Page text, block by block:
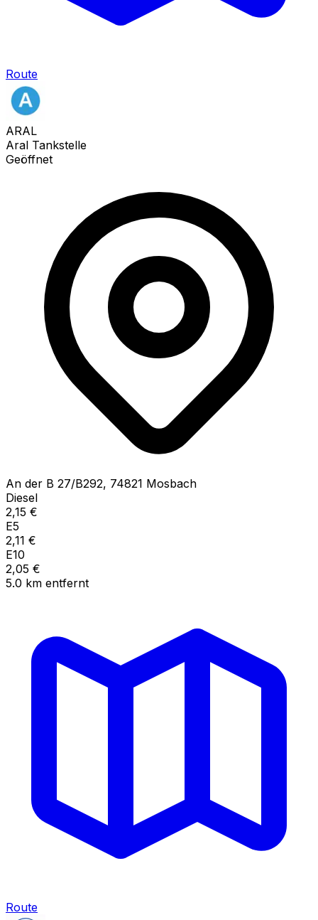
Route
ARAL
Aral Tankstelle
Geöffnet
An der B 27/B292, 74821 Mosbach
Diesel
2,15 €
E5
2,11 €
E10
2,05 €
5.0 km entfernt
Route